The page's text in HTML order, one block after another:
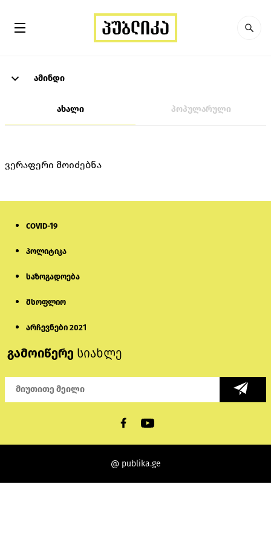
ამინდი
ახალი პოპულარული
ვერაფერი მოიძებნა
COVID-19
პოლიტიკა
საზოგადოება
მსოფლიო
არჩევნები 2021
გამოიწერე სიახლე
@ publika.ge